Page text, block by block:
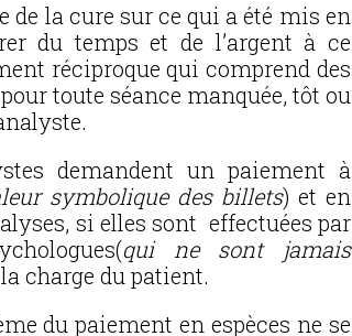
la cure sur ce qui a été mis en
du temps et de l’argent à ce
réciproque qui comprend des
toute séance manquée, tôt ou
demandent un paiement à
symbolique des billets) et en
si elles sont effectuées par
qui ne sont jamais
charge du patient.
du paiement en espèces ne se